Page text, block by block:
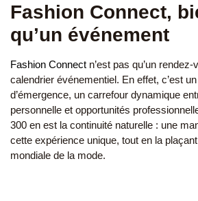
Fashion Connect,
qu’un événement
Fashion Connect n’est pas qu’un
calendrier événementiel. En effet, c’est
d’émergence, un carrefour dynamique
personnelle et opportunités
300 en est la continuité naturelle : une
cette expérience unique, tout en la
mondiale de la mode.